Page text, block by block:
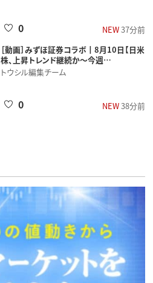
NEW37分前
0
［動画］みずほ証券コラボ┃8月10日【日米
株、上昇トレンド継続か～今週…
トウシル編集チーム
NEW38分前
0